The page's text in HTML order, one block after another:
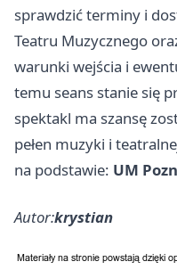
sprawdzić terminy i
Teatru Muzycznego
warunki wejścia i
temu seans stanie się
spektakl ma szansę
pełen muzyki i
na podstawie: UM
Autor:krystian